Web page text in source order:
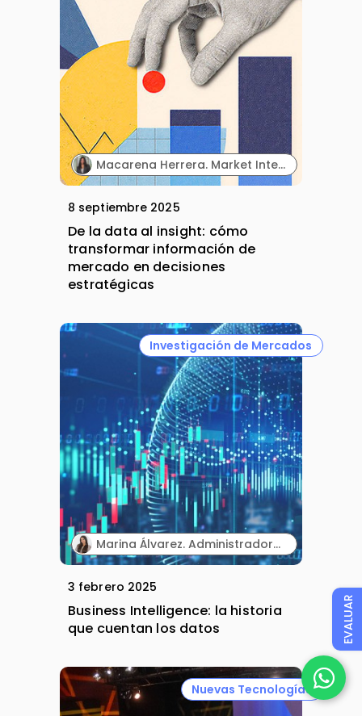
Macarena Herrera. Market Intelligence Specialist. Farmaprojects (Polpharma Group).
8 septiembre 2025
De la data al insight: cómo
transformar información de
mercado en decisiones
estratégicas
Investigación de Mercados
Marina Álvarez. Administradora de CRM y Business Analyst en departamentos de efectividad comercial e IT en entornos internacionales.
3 febrero 2025
Business Intelligence: la historia
que cuentan los datos
Nuevas Tecnologías
EVALUAR